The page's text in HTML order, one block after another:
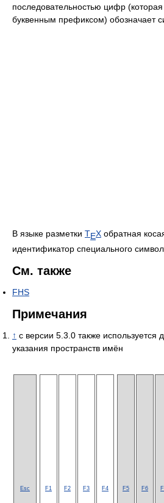
последовательностью цифр
буквенным префиксом) обозначает
В языке разметки TEΧ обратная
идентификатор специального
См. также
FHS
Примечания
↑ с версии 5.3.0 также используется
указания пространств имён
Esc F1 F2 F3 F4 F5 F6